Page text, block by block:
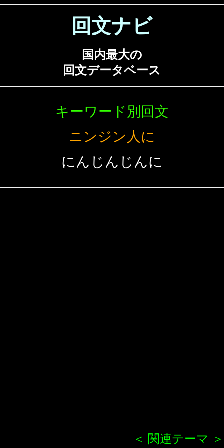
回文ナビ
国内最大の
回文データベース
キーワード別回文
ニンジン人に
にんじんじんに
＜ 関連テーマ ＞